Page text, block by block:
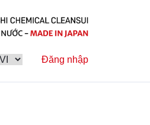
Đăng nhập